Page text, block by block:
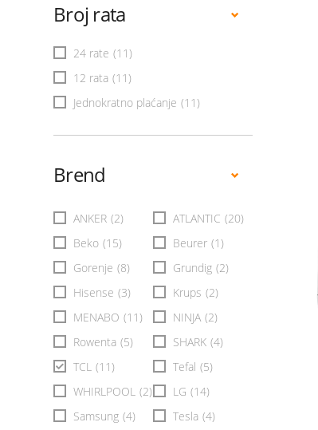
Broj rata
24 rate (11)
12 rata (11)
Jednokratno plaćanje (11)
Brend
ANKER (2) ATLANTIC (20)
Beko (15) Beurer (1)
Gorenje (8) Grundig (2)
Hisense (3) Krups (2)
MENABO (11) NINJA (2)
Rowenta (5) SHARK (4)
TCL (11) Tefal (5)
WHIRLPOOL (2) LG (14)
Samsung (4) Tesla (4)